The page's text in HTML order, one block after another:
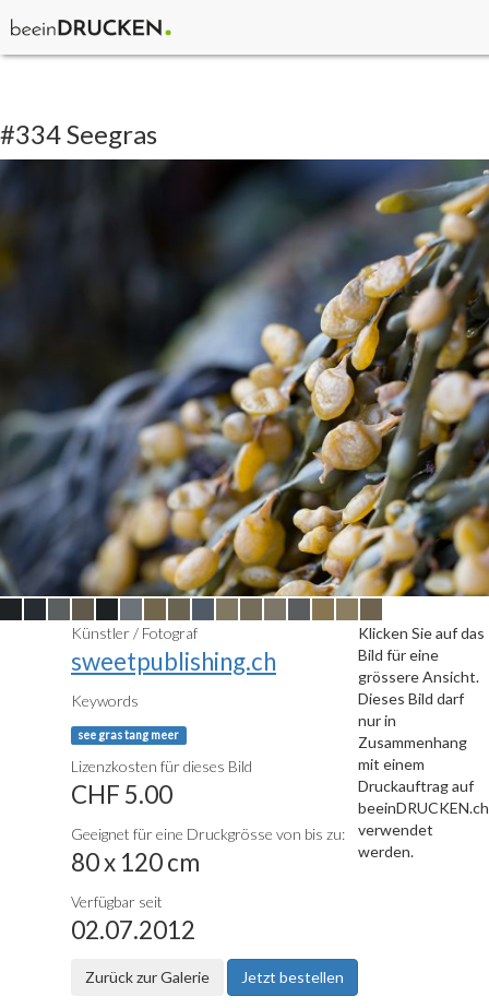
#334 Seegras
Künstler / Fotograf
sweetpublishing.ch
Keywords
see gras tang meer
Lizenzkosten für dieses Bild
CHF 5.00
Geeignet für eine Druckgrösse von bis zu:
80 x 120 cm
Verfügbar seit
02.07.2012
Zurück zur Galerie Jetzt bestellen
Klicken Sie auf das
Bild für eine
grössere Ansicht.
Dieses Bild darf
nur in
Zusammenhang
mit einem
Druckauftrag auf
beeinDRUCKEN.ch
verwendet
werden.